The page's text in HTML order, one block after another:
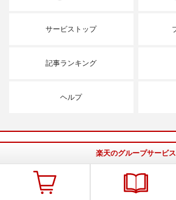
サービストップ
記事ランキング
ヘルプ
楽天のグループサービス